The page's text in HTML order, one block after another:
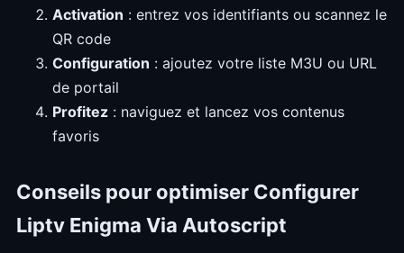
Activation : entrez vos identifiants ou scannez le
QR code
Configuration : ajoutez votre liste M3U ou URL
de portail
Profitez : naviguez et lancez vos contenus
favoris
Conseils pour optimiser Configurer
Liptv Enigma Via Autoscript